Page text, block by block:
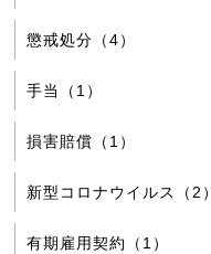
懲戒処分（4）
手当（1）
損害賠償（1）
新型コロナウイルス（2）
有期雇用契約（1）